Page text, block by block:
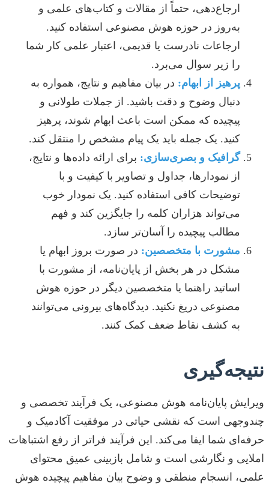
ارجاع‌دهی، حتماً از مقالات و کتاب‌های علمی و
به‌روز در حوزه هوش مصنوعی استفاده کنید.
ارجاعات نادرست یا قدیمی، اعتبار علمی کار شما
را زیر سوال می‌برد.
پرهیز از ابهام: در بیان مفاهیم و نتایج، همواره به
دنبال وضوح و دقت باشید. از جملات طولانی و
پیچیده که ممکن است باعث ابهام شوند، پرهیز
کنید. یک جمله باید یک پیام مشخص را منتقل کند.
گرافیک و بصری‌سازی: برای ارائه داده‌ها و نتایج،
از نمودارها، جداول و تصاویر با کیفیت و با
توضیحات کافی استفاده کنید. یک نمودار خوب
می‌تواند هزاران کلمه را جایگزین کند و فهم
مطالب پیچیده را آسان‌تر سازد.
مشورت با متخصصین: در صورت بروز ابهام یا
مشکل در هر بخش از پایان‌نامه، از مشورت با
اساتید راهنما یا متخصصین دیگر در حوزه هوش
مصنوعی دریغ نکنید. دیدگاه‌های بیرونی می‌توانند
به کشف نقاط ضعف کمک کنند.
نتیجه‌گیری
ویرایش پایان‌نامه هوش مصنوعی، یک فرآیند تخصصی و
چندوجهی است که نقشی حیاتی در موفقیت آکادمیک و
حرفه‌ای شما ایفا می‌کند. این فرآیند فراتر از رفع اشتباهات
املایی و نگارشی است و شامل بازبینی عمیق محتوای
علمی، انسجام منطقی و وضوح بیان مفاهیم پیچیده هوش